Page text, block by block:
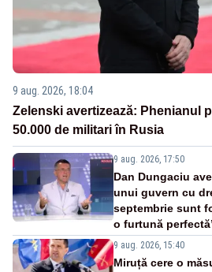
9 aug. 2026, 18:04
Zelenski avertizează: Phenianul
50.000 de militari în Rusia
9 aug. 2026, 17:50
Dan Dungaciu
unui guvern cu
septembrie sunt
o furtună
9 aug. 2026, 15:40
Miruță cere o